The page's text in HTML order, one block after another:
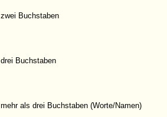
zwei Buchstaben
drei Buchstaben
mehr als drei Buchstaben (Worte/Namen)